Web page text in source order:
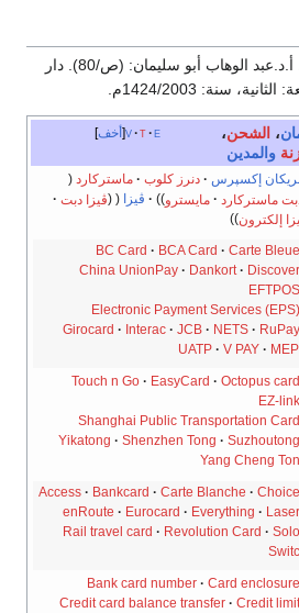
البطاقات البنكية، أ.د.عبد الوهاب أبو سليمان: (ص/80). دار
سنة: 1424/2003م.
أخف v t e ، الشحن،
والمدين
إكسپرس دنرز كلوب
ماستركارد
ماستركارد
مايسترو ڤيزا
ڤيزا دبت
إلكترون
BC Card BCA Card
Carte Bleue
China UnionPay
Dankort
Discover
EFTPOS
Electronic Payment Services (EPS)
Girocard
Interac JCB NETS
RuPay
UATP
V PAY
Touch n Go EasyCard
Octopus card
EZ-link
Shanghai Public Transportation Card
Yikatong
Shenzhen Tong
Suzhoutong
Yang Cheng
Access Bankcard Carte Blanche
Choice
enRoute
Eurocard Everything
Laser
Rail travel card
Revolution Card
Solo
Bank card number
Card enclosure
Credit card balance transfer
Credit limit